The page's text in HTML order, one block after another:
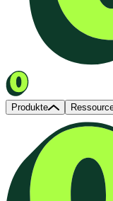
Produkte